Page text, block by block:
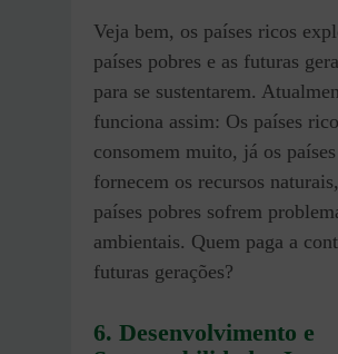
Veja bem, os países ricos
países pobres e as futuras
para se sustentarem.
funciona assim: Os países
consomem muito, já os
fornecem os recursos
países pobres sofrem
ambientais. Quem paga a
futuras gerações?
6. Desenvolvimento e